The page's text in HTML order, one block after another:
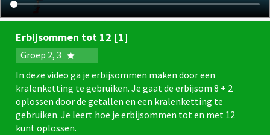
Erbijsommen tot 12 [1]
Groep 2, 3
In deze video ga je erbijsommen maken door een
kralenketting te gebruiken. Je gaat de erbijsom 8 + 2
oplossen door de getallen en een kralenketting te
gebruiken. Je leert hoe je erbijsommen tot en met 12
kunt oplossen.